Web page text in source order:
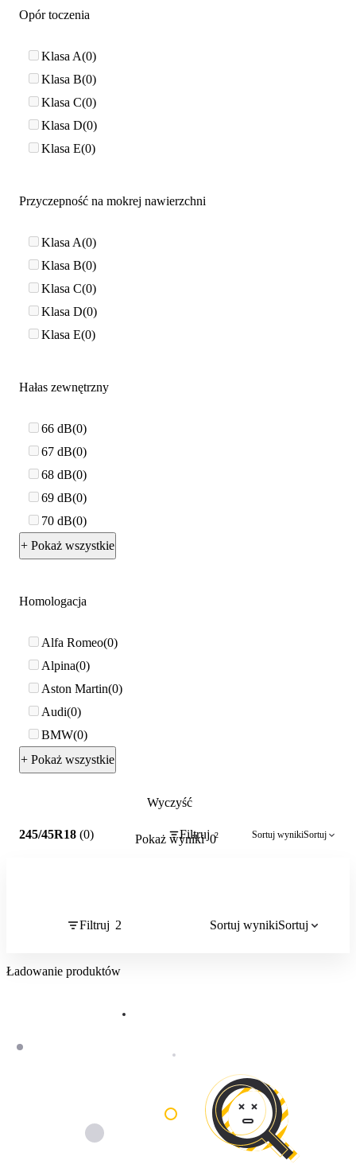
Opór toczenia
Klasa A 0
Klasa B 0
Klasa C 0
Klasa D 0
Klasa E 0
Przyczepność na mokrej nawierzchni
Klasa A 0
Klasa B 0
Klasa C 0
Klasa D 0
Klasa E 0
Hałas zewnętrzny
66 dB 0
67 dB 0
68 dB 0
69 dB 0
70 dB 0
+ Pokaż wszystkie
Homologacja
Alfa Romeo 0
Alpina 0
Aston Martin 0
Audi 0
BMW 0
+ Pokaż wszystkie
Wyczyść
Pokaż wyniki 0
245/45R18 (0) Filtruj 2 Sortuj wynikiSortuj
Filtruj 2 Sortuj wynikiSortuj
Ładowanie produktów